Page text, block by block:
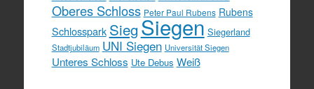
Oberes Schloss Peter Paul Rubens Rubens
Schlosspark SiegSiegen Siegerland
Stadtjubiläum UNI Siegen Universität Siegen
Unteres Schloss Ute Debus Weiß